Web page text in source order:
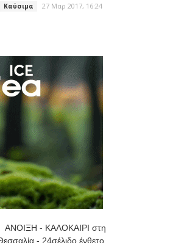
Καύσιμα 27 Μαρ 2017, 16:24